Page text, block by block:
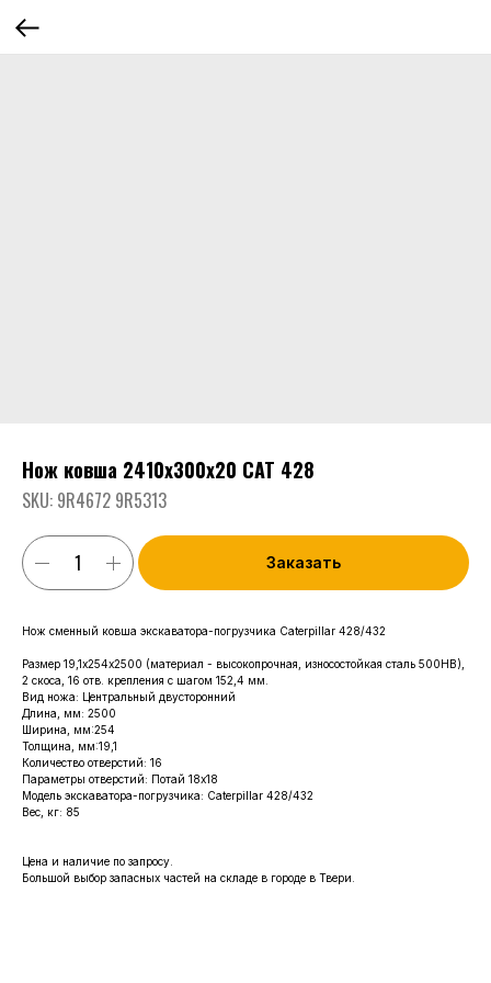
Нож ковша 2410х300х20 САТ 428
SKU: 9R4672 9R5313
Заказать
Нож сменный ковша экскаватора-погрузчика Caterpillar 428/432
Размер 19,1х254х2500 (материал - высокопрочная, износостойкая сталь 500HB),
2 скоса, 16 отв. крепления с шагом 152,4 мм.
Вид ножа: Центральный двусторонний
Длина, мм: 2500
Ширина, мм:254
Толщина, мм:19,1
Количество отверстий: 16
Параметры отверстий: Потай 18х18
Модель экскаватора-погрузчика: Caterpillar 428/432
Вес, кг: 85
Цена и наличие по запросу.
Большой выбор запасных частей на складе в городе в Твери.